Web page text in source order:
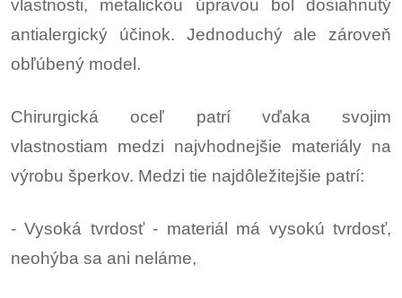
vlastnosti, metalickou úpravou bol dosiahnutý
antialergický účinok. Jednoduchý ale zároveň
obľúbený model.
Chirurgická oceľ patrí vďaka svojim
vlastnostiam medzi najvhodnejšie materiály na
výrobu šperkov. Medzi tie najdôležitejšie patrí:
- Vysoká tvrdosť - materiál má vysokú tvrdosť,
neohýba sa ani neláme,